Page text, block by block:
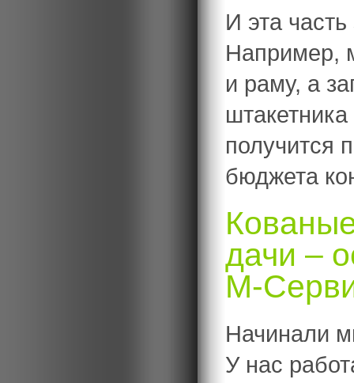
И эта
Например,
и раму, а
получится
бюджета
дачи –
М-
Начинали
У нас